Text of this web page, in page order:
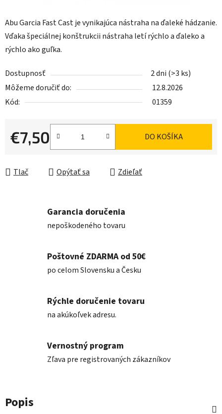
Abu Garcia Fast Cast je vynikajúca nástraha na ďaleké hádzanie.
Vďaka špeciálnej konštrukcii nástraha letí rýchlo a ďaleko a
rýchlo ako guľka.
Dostupnosť 2 dni (>3 ks)
Môžeme doručiť do:
12.8.2026
Kód:
01359
€7,50
Jednotková cena:
DO KOŠÍKA
Tlač Opýtať sa Zdieľať
Garancia doručenia
nepoškodeného tovaru
Poštovné ZDARMA od 50€
po celom Slovensku a Česku
Rýchle doručenie tovaru
na akúkoľvek adresu.
Vernostný program
Zľava pre registrovaných zákazníkov
Popis